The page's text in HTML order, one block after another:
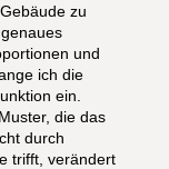
zu
und
ich die
ein.
die das
durch
trifft, verändert